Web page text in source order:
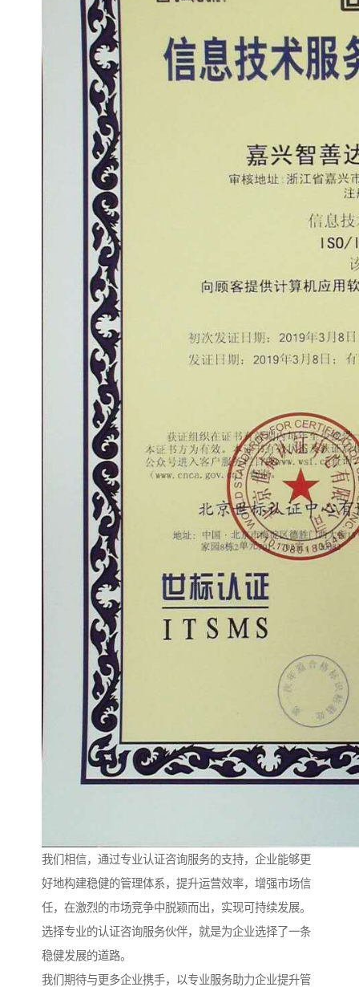
我们相信，通过专业认证咨询服务的支持，企业能够更
好地构建稳健的管理体系，提升运营效率，增强市场信
任，在激烈的市场竞争中脱颖而出，实现可持续发展。
选择专业的认证咨询服务伙伴，就是为企业选择了一条
稳健发展的道路。
我们期待与更多企业携手，以专业服务助力企业提升管